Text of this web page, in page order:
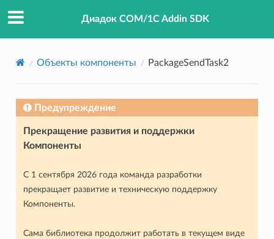
Диадок COM/1C Addin SDK
Объекты компоненты PackageSendTask2
Предупреждение
Прекращение развития и поддержки
Компоненты
С 1 сентября 2026 года команда разработки
прекращает развитие и техническую поддержку
Компоненты.
Сама библиотека продолжит работать в текущем виде